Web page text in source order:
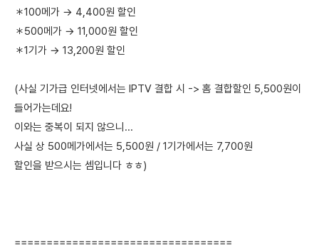
＊100메가 → 4,400원 할인
＊500메가 → 11,000원 할인
＊1기가 → 13,200원 할인
(사실 기가급 인터넷에서는 IPTV 결합 시 -> 홈 결합할인 5,500원이
들어가는데요!
이와는 중복이 되지 않으니...
사실 상 500메가에서는 5,500원 / 1기가에서는 7,700원
할인을 받으시는 셈입니다 ㅎㅎ)
==================================